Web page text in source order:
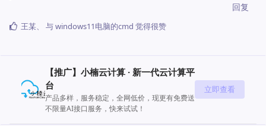
回复
王某、 与windows11电脑的cmd 觉得很赞
【推广】小楠云计算 · 新一代云计算平
台
产品多样，服务稳定，全网低价，现更有免费送
不限量AI接口服务，快来试试！
立即查看